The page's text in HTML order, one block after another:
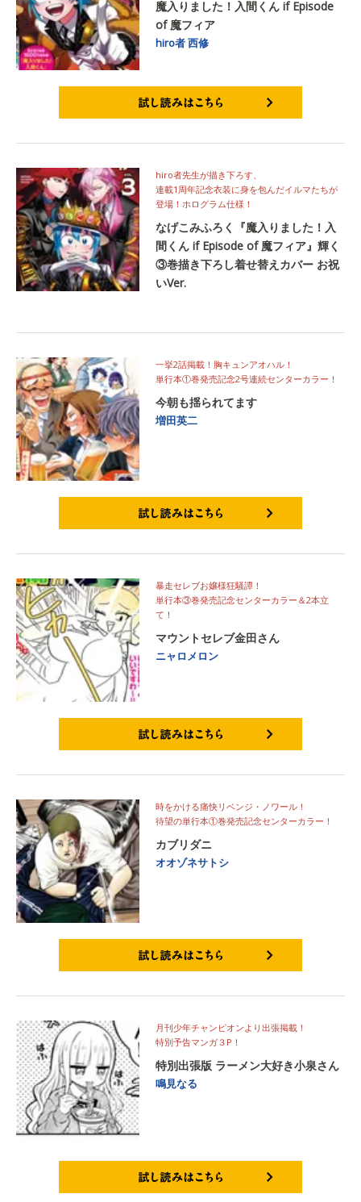
魔入りました！入間くん if Episode
of 魔フィア
hiro者西修
hiro者先生が描き下ろす、
連載1周年記念衣装に身を包んだイルマたちが
登場！ホログラム仕様！
なげこみふろく『魔入りました！入
間くん if Episode of 魔フィア』輝く
③巻描き下ろし着せ替えカバー お祝
いVer.
一挙2話掲載！胸キュンアオハル！
単行本①巻発売記念2号連続センターカラー！
今朝も揺られてます
増田英二
暴走セレブお嬢様狂騒譚！
単行本③巻発売記念センターカラー＆2本立
て！
マウントセレブ金田さん
ニャロメロン
時をかける痛快リベンジ・ノワール！
待望の単行本①巻発売記念センターカラー！
カブリダニ
オオゾネサトシ
月刊少年チャンピオンより出張掲載！
特別予告マンガ３P！
特別出張版 ラーメン大好き小泉さん
鳴見なる